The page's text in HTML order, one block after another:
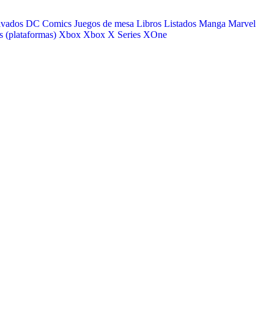
DC Comics Juegos de mesa Libros Listados Manga Marvel
(plataformas) Xbox Xbox X Series XOne